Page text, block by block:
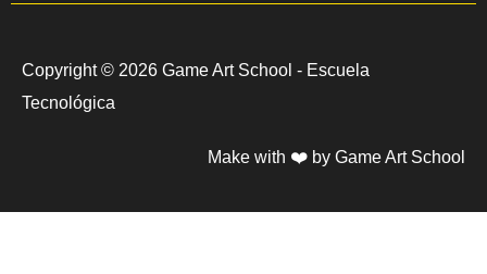
o
o
g
r
b
Copyright © 2026 Game Art School - Escuela
Tecnológica
Make with ❤️ by Game Art School